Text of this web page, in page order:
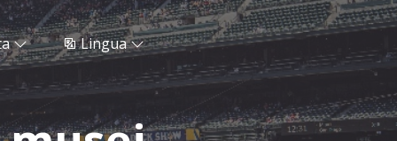
Lingua